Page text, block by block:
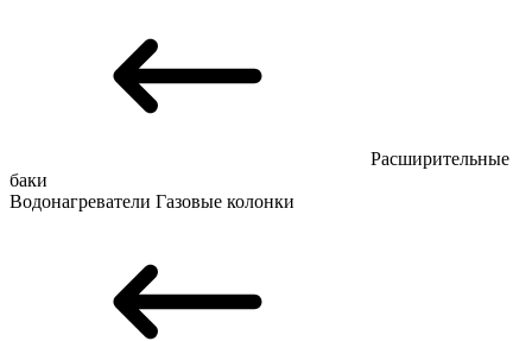
Расширительные
баки
Водонагреватели Газовые колонки